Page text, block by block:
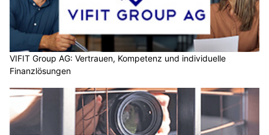
VIFIT Group AG: Vertrauen, Kompetenz und individuelle
Finanzlösungen